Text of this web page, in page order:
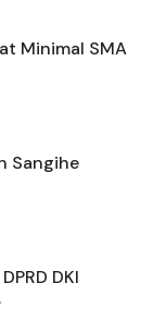
Minimal SMA
Sangihe
DKI